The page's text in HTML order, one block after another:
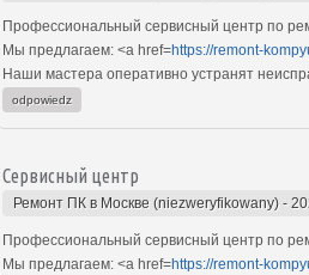
Профессиональный сервисный центр по
Мы предлагаем: <a href=https://remont-
Наши мастера оперативно устранят
odpowiedz
Сервисный центр
Ремонт ПК в Москве (niezweryfikowany) -
Профессиональный сервисный центр по
Мы предлагаем: <a href=https://remont-